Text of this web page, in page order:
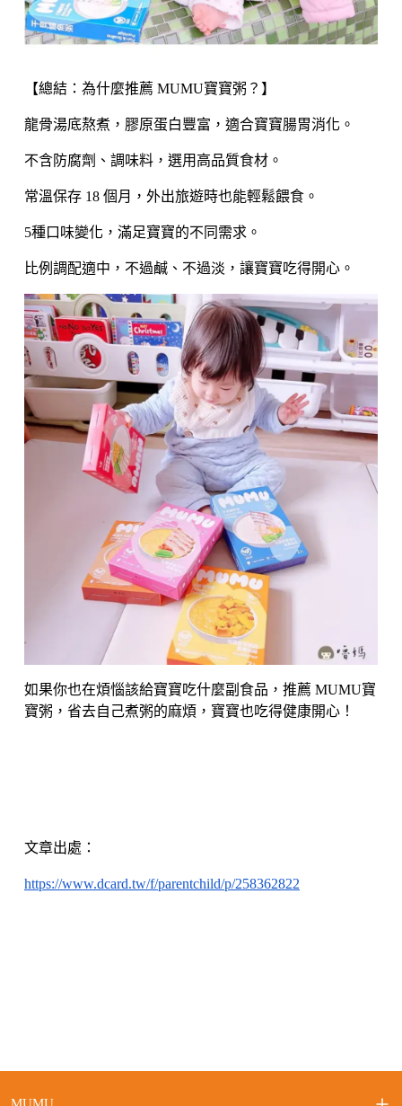
【總結：為什麼推薦 MUMU寶寶粥？】
龍骨湯底熬煮，膠原蛋白豐富，適合寶寶腸胃消化。
不含防腐劑、調味料，選用高品質食材。
常溫保存 18 個月，外出旅遊時也能輕鬆餵食。
5種口味變化，滿足寶寶的不同需求。
比例調配適中，不過鹹、不過淡，讓寶寶吃得開心。
如果你也在煩惱該給寶寶吃什麼副食品，推薦 MUMU寶
寶粥，省去自己煮粥的麻煩，寶寶也吃得健康開心！
文章出處：
https://www.dcard.tw/f/parentchild/p/258362822
MUMU